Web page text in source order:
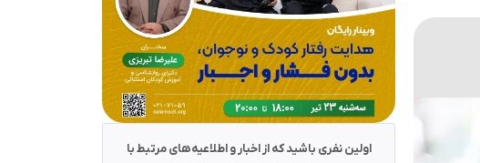
اولین نفری باشید که از اخبار و اطلاعیه‌های مرتبط با